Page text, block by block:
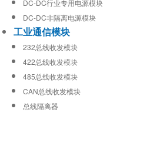
DC-DC行业专用电源模块
DC-DC非隔离电源模块
工业通信模块
232总线收发模块
422总线收发模块
485总线收发模块
CAN总线收发模块
总线隔离器